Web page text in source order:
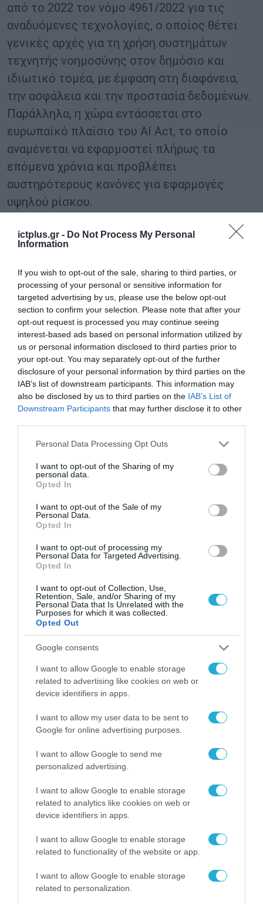
ictplus.gr - Do Not Process My Personal
Information
If you wish to opt-out of the sale, sharing to third parties, or
processing of your personal or sensitive information for
targeted advertising by us, please use the below opt-out
section to confirm your selection. Please note that after your
opt-out request is processed you may continue seeing
interest-based ads based on personal information utilized by
us or personal information disclosed to third parties prior to
your opt-out. You may separately opt-out of the further
disclosure of your personal information by third parties on the
IAB’s list of downstream participants. This information may
also be disclosed by us to third parties on the IAB’s List of
Downstream Participants that may further disclose it to other
Please note that this website/app uses one or more Google
not limited to your visit or usage behaviour. You may click to
grant or deny consent to Google and its third-party tags to
use your data for below specified purposes in below Google
consent section.
Personal Data Processing Opt Outs
I want to opt-out of the Sharing of my
personal data.
Opted In
I want to opt-out of the Sale of my
Personal Data.
Opted In
I want to opt-out of processing my
Personal Data for Targeted Advertising.
Opted In
I want to opt-out of Collection, Use,
Retention, Sale, and/or Sharing of my
Personal Data that Is Unrelated with the
Purposes for which it was collected.
Opted Out
Google consents
I want to allow Google to enable storage
related to advertising like cookies on web or
device identifiers in apps.
I want to allow my user data to be sent to
Google for online advertising purposes.
I want to allow Google to send me
personalized advertising.
I want to allow Google to enable storage
related to analytics like cookies on web or
device identifiers in apps.
I want to allow Google to enable storage
related to functionality of the website or app.
I want to allow Google to enable storage
related to personalization.
από το 2022 τον νόμο 4961/2022 για τις
αναδυόμενες τεχνολογίες, ο οποίος θέτει
γενικές αρχές για τη χρήση συστημάτων
τεχνητής νοημοσύνης στον δημόσιο και
ιδιωτικό τομέα, με έμφαση στη διαφάνεια,
την ασφάλεια και την προστασία δεδομένων.
Παράλληλα, η χώρα εντάσσεται στο
ευρωπαϊκό πλαίσιο του AI Act, το οποίο
αναμένεται να εφαρμοστεί πλήρως τα
επόμενα χρόνια και προβλέπει
αυστηρότερους κανόνες για εφαρμογές
υψηλού ρίσκου.
Προβληματισμοί στον νομικό κόσμο
το κατά πόσο η τεχνητή νοημοσύνη μπορεί
να παράγει αξιόπιστο νομικό περιεχόμενο
χωρίς ανθρώπινη επαλήθευση. Τα λάθη των
συστημάτων δεν είναι πάντα εύκολα
ανιχνεύσιμα, καθώς συχνά εμφανίζονται με
μορφή πειστικών αλλά ανύπαρκτων νομικών
αναφορών.
Για τον λόγο αυτό, νομικοί τονίζουν ότι η
δικηγόρο που υπογράφει ένα έγγραφο,
ανεξάρτητα από το αν έχει χρησιμοποιηθεί
τεχνολογία AI στην προετοιμασία του.
ΔΙΚΗΓΟΡΙΚΑ ΓΡΑΦΕΙΑ